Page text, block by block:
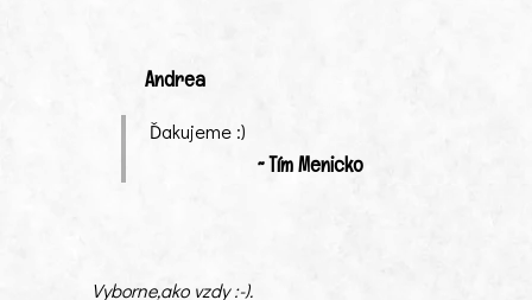
Andrea
Ďakujeme :)
~ Tím Menicko
Vyborne,ako vzdy :-).